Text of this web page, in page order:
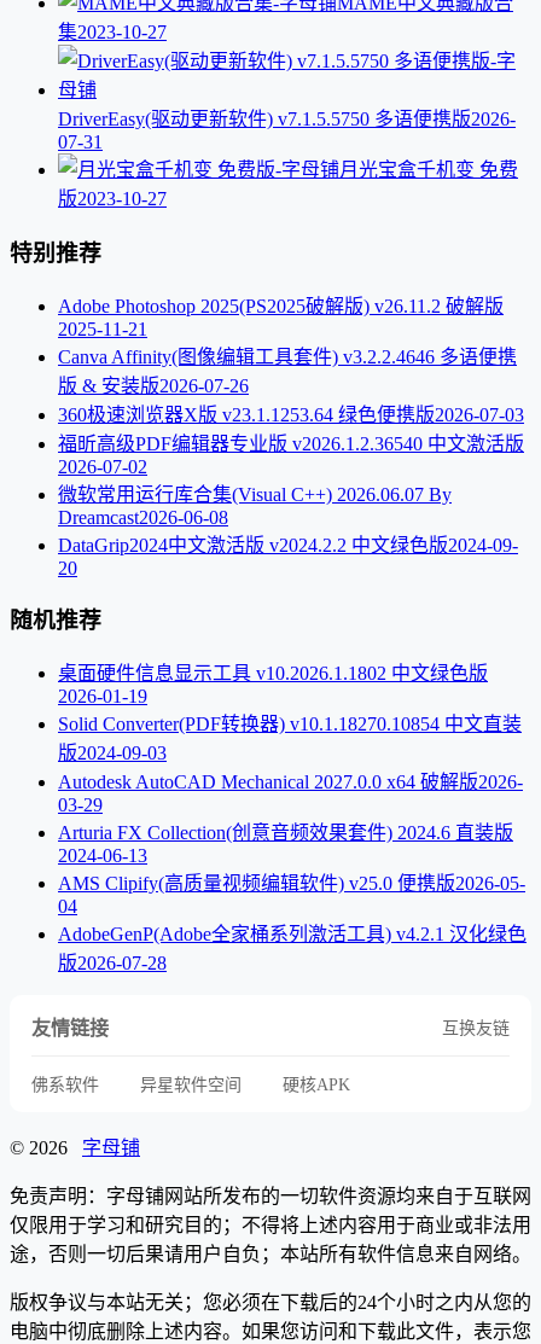
集2023-10-27
DriverEasy(驱动更新软件) v7.1.5.5750 多语便携版2026-
07-31
月光宝盒千机变 免费
版2023-10-27
特别推荐
Adobe Photoshop 2025(PS2025破解版) v26.11.2 破解版
2025-11-21
Canva Affinity(图像编辑工具套件) v3.2.2.4646 多语便携
版 & 安装版2026-07-26
360极速浏览器X版 v23.1.1253.64 绿色便携版2026-07-03
福昕高级PDF编辑器专业版 v2026.1.2.36540 中文激活版
2026-07-02
微软常用运行库合集(Visual C++) 2026.06.07 By
Dreamcast2026-06-08
DataGrip2024中文激活版 v2024.2.2 中文绿色版2024-09-
20
随机推荐
桌面硬件信息显示工具 v10.2026.1.1802 中文绿色版
2026-01-19
Solid Converter(PDF转换器) v10.1.18270.10854 中文直装
版2024-09-03
Autodesk AutoCAD Mechanical 2027.0.0 x64 破解版2026-
03-29
Arturia FX Collection(创意音频效果套件) 2024.6 直装版
2024-06-13
AMS Clipify(高质量视频编辑软件) v25.0 便携版2026-05-
04
AdobeGenP(Adobe全家桶系列激活工具) v4.2.1 汉化绿色
版2026-07-28
友情链接 互换友链
佛系软件 异星软件空间 硬核APK
© 2026 字母铺
免责声明：字母铺网站所发布的一切软件资源均来自于互联网
仅限用于学习和研究目的；不得将上述内容用于商业或非法用
途，否则一切后果请用户自负；本站所有软件信息来自网络。
版权争议与本站无关；您必须在下载后的24个小时之内从您的
电脑中彻底删除上述内容。如果您访问和下载此文件，表示您